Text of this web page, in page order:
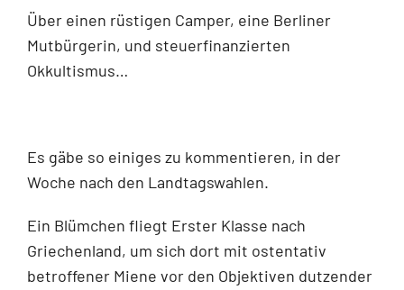
Über einen rüstigen Camper, eine Berliner
Mutbürgerin, und steuerfinanzierten
Okkultismus…
Es gäbe so einiges zu kommentieren, in der
Woche nach den Landtagswahlen.
Ein Blümchen fliegt Erster Klasse nach
Griechenland, um sich dort mit ostentativ
betroffener Miene vor den Objektiven dutzender